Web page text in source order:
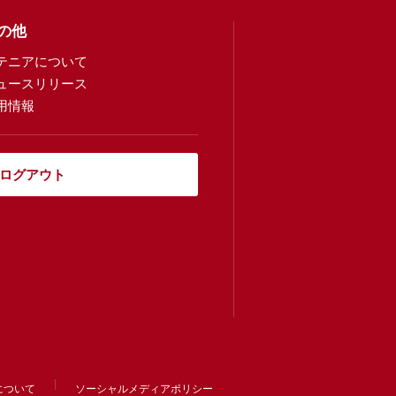
他
ニアについて
ースリリース
情報
ログアウト
ついて ソーシャルメディアポリシー